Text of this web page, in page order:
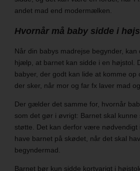
andet mad end modermælken.
Hvornår må baby sidde i
Når din babys madrejse begynder,
hjælp, at barnet kan sidde i en højstol.
babyer, der godt kan lide at komme op
der sker, når mor og far fx laver mad
Der gælder det samme for, hvornår
som det gør i øvrigt: Barnet skal kunne
støtte. Det kan derfor være nødvendigt
have barnet på skødet, når det skal
begyndermad.
Barnet bør kun sidde kortvarigt i